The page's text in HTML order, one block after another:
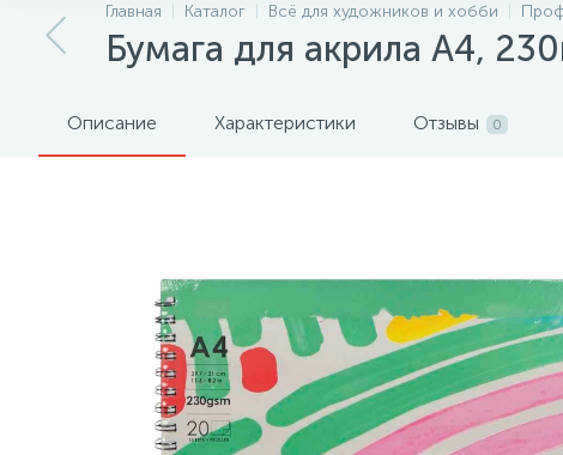
Главная Каталог Всё для художников и хобби
Бумага для акрила А4,
Описание Характеристики Отзывы 0